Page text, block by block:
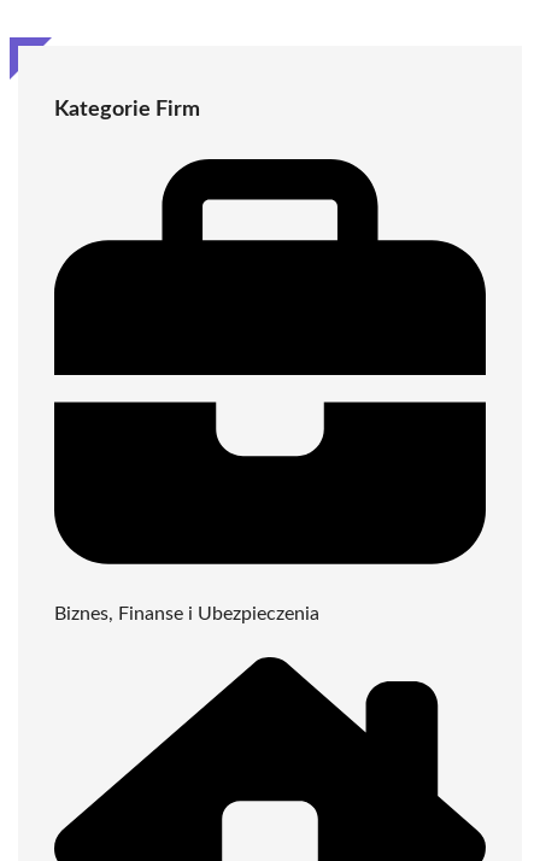
Kategorie Firm
Biznes, Finanse i Ubezpieczenia